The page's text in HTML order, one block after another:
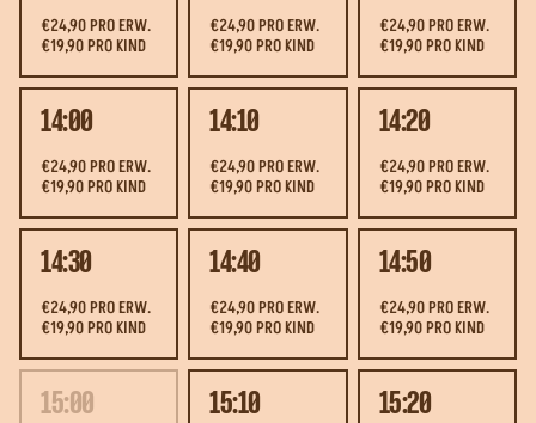
€24,90 PRO ERW.
€19,90 PRO KIND
€24,90 PRO ERW.
€19,90 PRO KIND
€24,90 PRO ERW.
€19,90 PRO KIND
14:00
€24,90 PRO ERW.
€19,90 PRO KIND
14:10
€24,90 PRO ERW.
€19,90 PRO KIND
14:20
€24,90 PRO ERW.
€19,90 PRO KIND
14:30
€24,90 PRO ERW.
€19,90 PRO KIND
14:40
€24,90 PRO ERW.
€19,90 PRO KIND
14:50
€24,90 PRO ERW.
€19,90 PRO KIND
15:00 15:10 15:20